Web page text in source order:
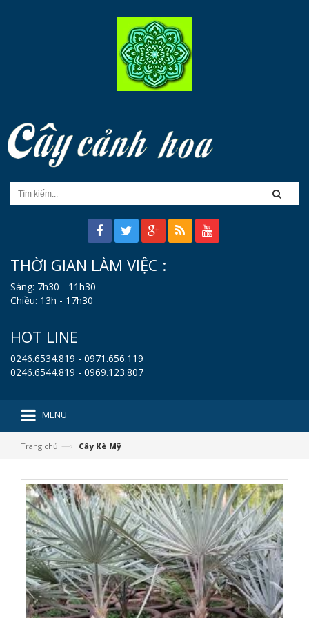
THỜI GIAN LÀM VIỆC :
Sáng: 7h30 - 11h30
Chiều: 13h - 17h30
HOT LINE
0246.6534.819 - 0971.656.119
0246.6544.819 - 0969.123.807
MENU
Trang chủ —› Cây Kè Mỹ